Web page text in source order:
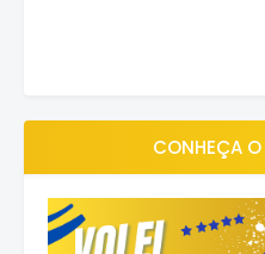
CONHEÇA O